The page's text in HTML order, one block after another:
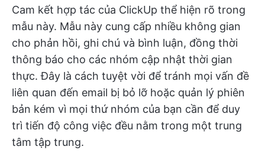
Cam kết hợp tác của ClickUp thể hiện rõ trong
mẫu này. Mẫu này cung cấp nhiều không gian
cho phản hồi, ghi chú và bình luận, đồng thời
thông báo cho các nhóm cập nhật thời gian
thực. Đây là cách tuyệt vời để tránh mọi vấn đề
liên quan đến email bị bỏ lỡ hoặc quản lý phiên
bản kém vì mọi thứ nhóm của bạn cần để duy
trì tiến độ công việc đều nằm trong một trung
tâm tập trung.